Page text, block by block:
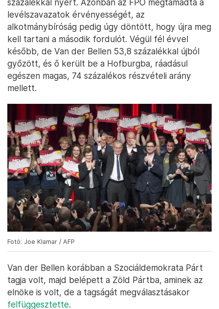
százalékkal nyert. Azonban az FPÖ megtámadta a
levélszavazatok érvényességét, az
alkotmánybíróság pedig úgy döntött, hogy újra meg
kell tartani a második fordulót. Végül fél évvel
később, de Van der Bellen 53,8 százalékkal újból
győzött, és ő került be a Hofburgba, ráadásul
egészen magas, 74 százalékos részvételi arány
mellett.
Fotó: Joe Klamar / AFP
Van der Bellen korábban a Szociáldemokrata Párt
tagja volt, majd belépett a Zöld Pártba, aminek az
elnöke is volt, de a tagságát megválasztásakor
felfüggesztette.